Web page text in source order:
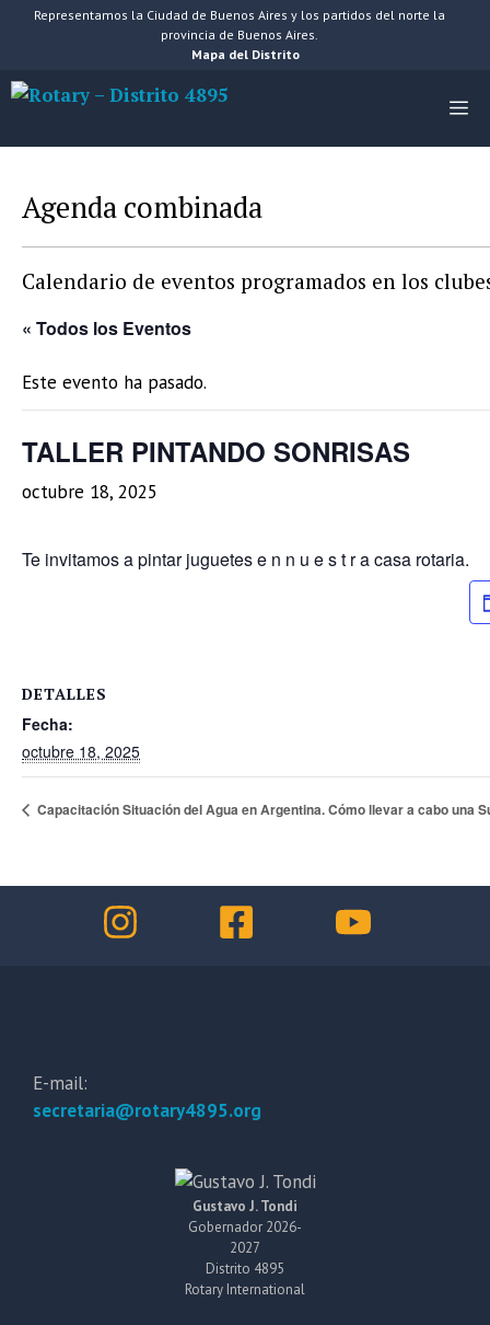
SaltarRepresentamos la Ciudad de Buenos Aires y los partidos del norte la
provincia de Buenos Aires.
Mapa del Distrito
Agenda combinada
Calendario de eventos programados en los
« Todos los Eventos
Este evento ha pasado.
TALLER PINTANDO SONRISAS
octubre 18, 2025
Te invitamos a pintar juguetes e n n u e s t r a casa rotaria.
DETALLES
Fecha:
octubre 18, 2025
Capacitación Situación del Agua en Argentina. Cómo llevar a cabo una
E-mail:
secretaria@rotary4895.org
Gustavo J. Tondi
Gobernador 2026-
2027
Distrito 4895
Rotary International